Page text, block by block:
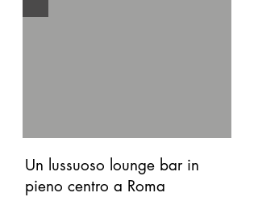
Un lussuoso lounge bar in
pieno centro a Roma